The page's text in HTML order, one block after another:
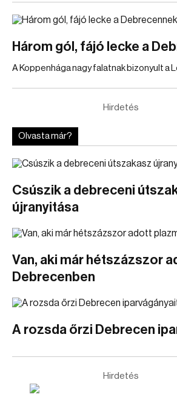
Három gól, fájó lecke a
A Koppenhága nagy falatnak bizonyult a
Hirdetés
Olvasta már?
Csúszik a debreceni
újranyitása
Van, aki már hétszázszor
Debrecenben
A rozsda őrzi Debrecen
Hirdetés